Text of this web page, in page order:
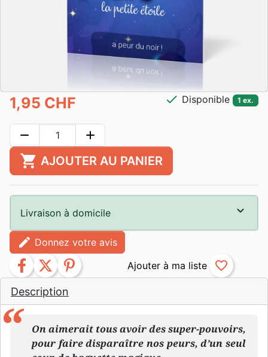
Description
On aimerait tous avoir des super-pouvoirs,
pour faire disparaître nos peurs, d’un seul
1,95 CHF check Disponible 1 ex.
remove add
shopping_cart AJOUTER AU PANIER
Livraison à domicile
edit Donnez votre avis
facebook twitter pinterest favorite_border